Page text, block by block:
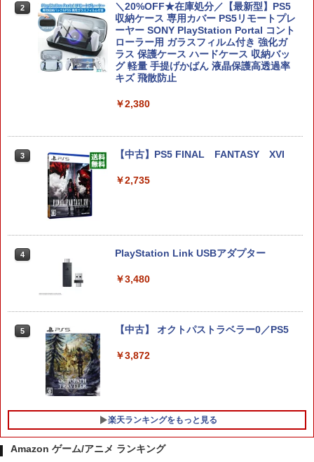
2
コーエーテクモゲームス 【封入特典付】
【Switch2】進撃の巨人3 通常版 [POT-P
-ABA7A NSW2 シンゲキノキョジン 3 ツ
ウジョウ]
￥8,710
h 2 おすすめ Switch スイッチ コントロ
背面ボタン 充電 スプラレイダース スプ
￥9,300
2
＼20%OFF★在庫処分／【最新型】PS5
収納ケース 専用カバー PS5リモートプレ
ーヤー SONY PlayStation Portal コント
ローラー用 ガラスフィルム付き 強化ガ
ラス 保護ケース ハードケース 収納バッ
グ 軽量 手提げかばん 液晶保護高透過率
キズ 飛散防止
￥2,380
3 【中古】PS5 FINAL FANTASY XVI
￥2,735
4 PlayStation Link USBアダプター
￥3,480
5 【中古】 オクトパストラベラー0／PS5
￥3,872
楽天ランキングをもっと見る
Amazon ゲーム/アニメ ランキング